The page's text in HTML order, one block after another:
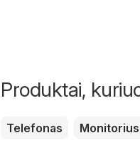
Produktai,
Telefonas Monitorius